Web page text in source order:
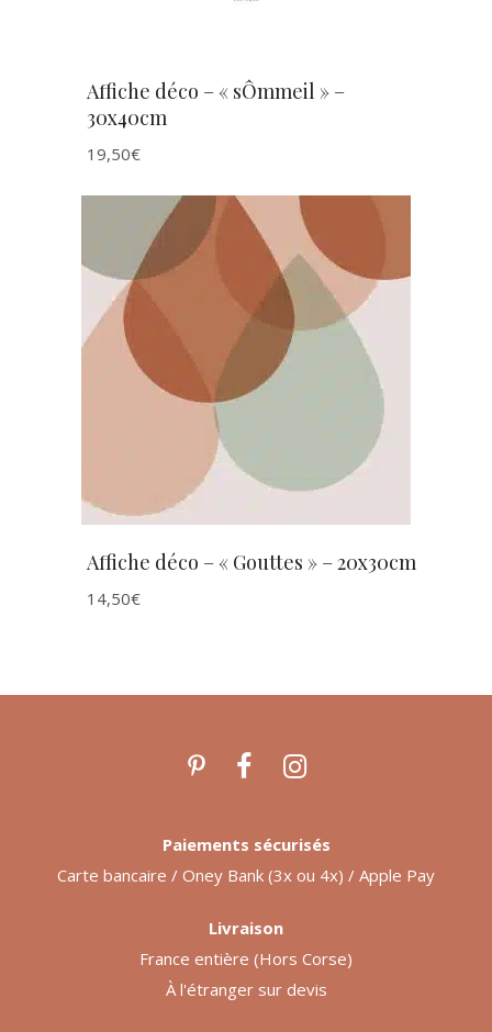
Affiche déco – « sÔmmeil » –
30x40cm
19,50€
AJOUTER AU PANIER
Affiche déco – « Gouttes » – 20x30cm
14,50€
Paiements sécurisés
Carte bancaire / Oney Bank (3x ou 4x) / Apple Pay
Livraison
France entière (Hors Corse)
À l'étranger sur devis